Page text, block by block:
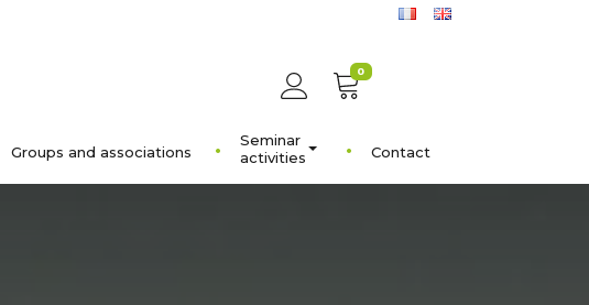
0
Groups and associations
Seminar
activities
Contact